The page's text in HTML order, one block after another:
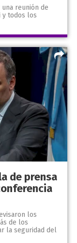
reunión de
y todos los
de prensa
los
de los
la seguridad del